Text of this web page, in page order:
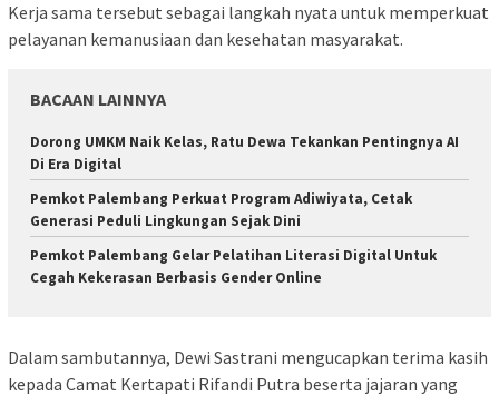
Kerja sama tersebut sebagai langkah nyata untuk memperkuat
pelayanan kemanusiaan dan kesehatan masyarakat.
BACAAN LAINNYA
Dorong UMKM Naik Kelas, Ratu Dewa Tekankan Pentingnya AI
Di Era Digital
Pemkot Palembang Perkuat Program Adiwiyata, Cetak
Generasi Peduli Lingkungan Sejak Dini
Pemkot Palembang Gelar Pelatihan Literasi Digital Untuk
Cegah Kekerasan Berbasis Gender Online
Dalam sambutannya, Dewi Sastrani mengucapkan terima kasih
kepada Camat Kertapati Rifandi Putra beserta jajaran yang